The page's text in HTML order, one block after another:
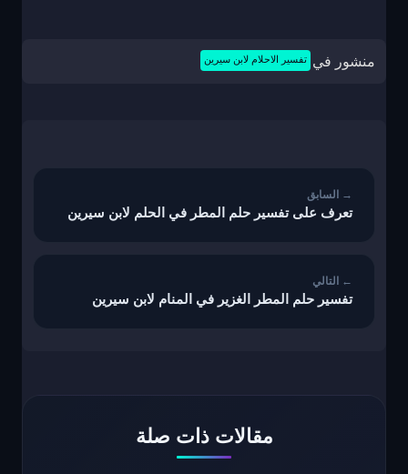
منشور في تفسير الاحلام لابن سيرين
تعرف على تفسير حلم المطر في الحلم لابن سيرين
تفسير حلم المطر الغزير في المنام لابن سيرين
مقالات ذات صلة